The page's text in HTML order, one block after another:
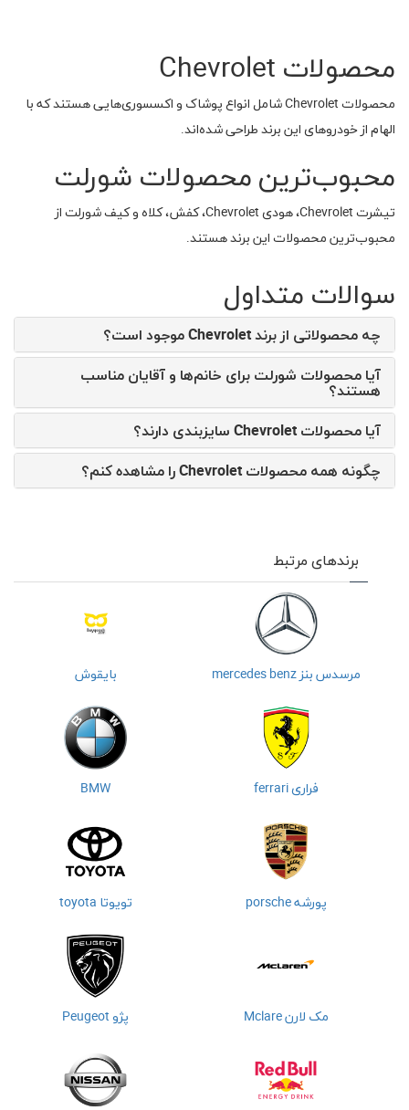
محصولات Chevrolet
محصولات Chevrolet شامل انواع پوشاک و اکسسوری‌هایی هستند که با
الهام از خودروهای این برند طراحی شده‌اند.
محبوب‌ترین محصولات شورلت
تیشرت Chevrolet، هودی Chevrolet، کفش، کلاه و کیف شورلت از
محبوب‌ترین محصولات این برند هستند.
سوالات متداول
چه محصولاتی از برند Chevrolet موجود است؟
آیا محصولات شورلت برای خانم‌ها و آقایان مناسب
هستند؟
آیا محصولات Chevrolet سایزبندی دارند؟
چگونه همه محصولات Chevrolet را مشاهده کنم؟
برندهای مرتبط
بایقوش مرسدس بنز mercedes benz
BMW فراری ferrari
تویوتا toyota پورشه porsche
پژو Peugeot مک لارن Mclare